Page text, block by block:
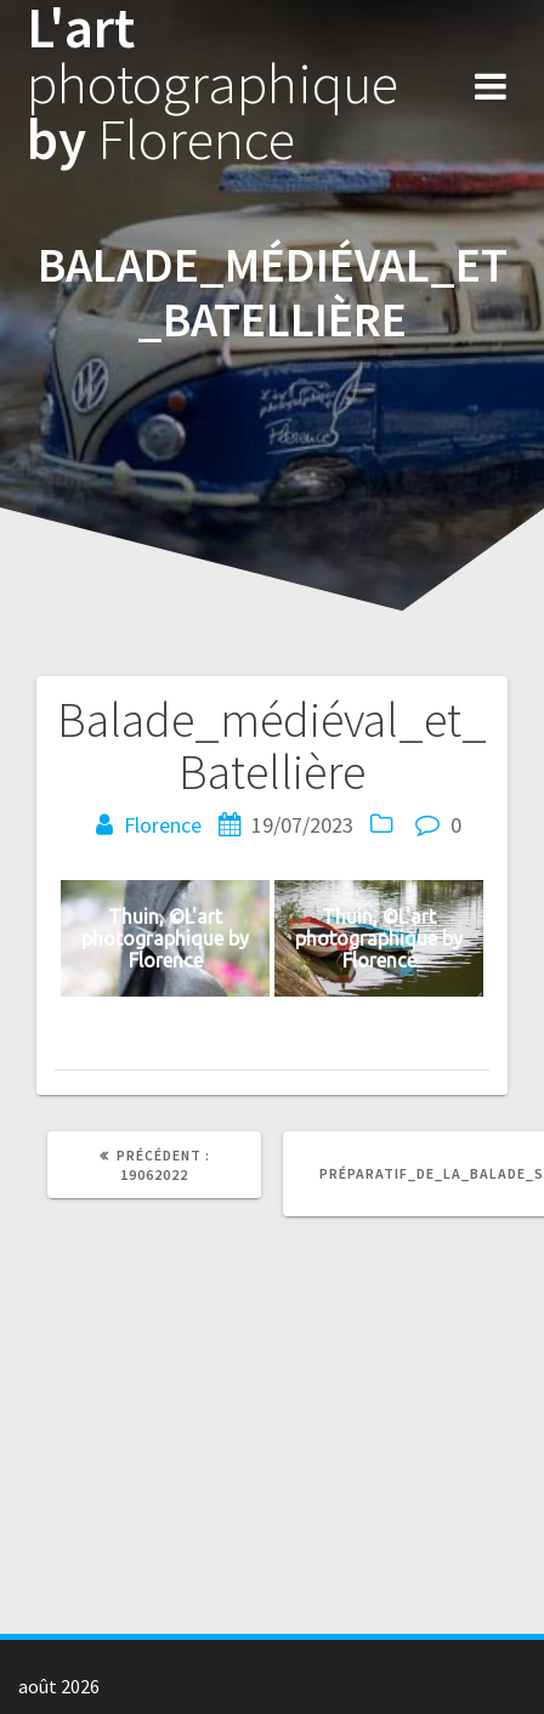
content
L'art
photographique
by Florence
BALADE_MÉDIÉVAL_ET
_BATELLIÈRE
Balade_médiéval_et_
Batellière
Florence 19/07/2023 0
Thuin, ©L'art
photographique by
Florence
Thuin, ©L'art
photographique by
Florence
Navigation
l’article
PRÉCÉDENT :
19062022
août 2026